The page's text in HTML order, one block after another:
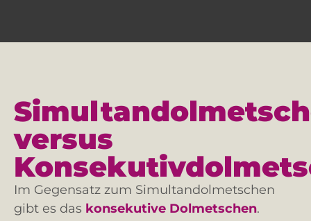
versus
Im Gegensatz zum Simultandolmetschen
gibt es das konsekutive Dolmetschen.